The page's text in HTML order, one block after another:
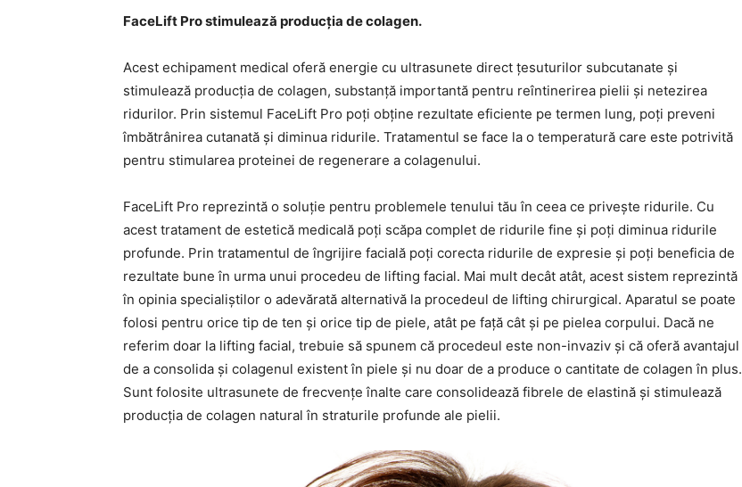
FaceLift Pro stimulează producția de colagen.
Acest echipament medical oferă energie cu ultrasunete direct țesuturilor subcutanate și
stimulează producția de colagen, substanță importantă pentru reîntinerirea pielii și netezirea
ridurilor. Prin sistemul FaceLift Pro poți obține rezultate eficiente pe termen lung, poți preveni
îmbătrânirea cutanată și diminua ridurile. Tratamentul se face la o temperatură care este potrivită
pentru stimularea proteinei de regenerare a colagenului.
FaceLift Pro reprezintă o soluție pentru problemele tenului tău în ceea ce privește ridurile. Cu
acest tratament de estetică medicală poți scăpa complet de ridurile fine și poți diminua ridurile
profunde. Prin tratamentul de îngrijire facială poți corecta ridurile de expresie și poți beneficia de
rezultate bune în urma unui procedeu de lifting facial. Mai mult decât atât, acest sistem reprezintă
în opinia specialiștilor o adevărată alternativă la procedeul de lifting chirurgical. Aparatul se poate
folosi pentru orice tip de ten și orice tip de piele, atât pe față cât și pe pielea corpului. Dacă ne
referim doar la lifting facial, trebuie să spunem că procedeul este non-invaziv și că oferă avantajul
de a consolida și colagenul existent în piele și nu doar de a produce o cantitate de colagen în plus.
Sunt folosite ultrasunete de frecvențe înalte care consolidează fibrele de elastină și stimulează
producția de colagen natural în straturile profunde ale pielii.